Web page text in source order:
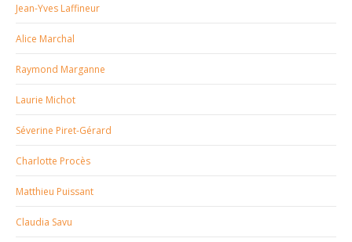
Jean-Yves Laffineur
Alice Marchal
Raymond Marganne
Laurie Michot
Séverine Piret-Gérard
Charlotte Procès
Matthieu Puissant
Claudia Savu